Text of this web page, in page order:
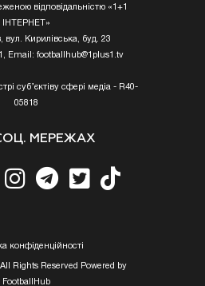
відповідальністю «1+1
ІНТЕРНЕТ»
вул. Кирилівська, буд. 23
Email: footballhub@1plus1.tv
суб’єктіву сфері медіа - R40-
05818
МЕРЕЖАХ
конфiденцiйностi
Rights Reserved Powered by
FootballHub